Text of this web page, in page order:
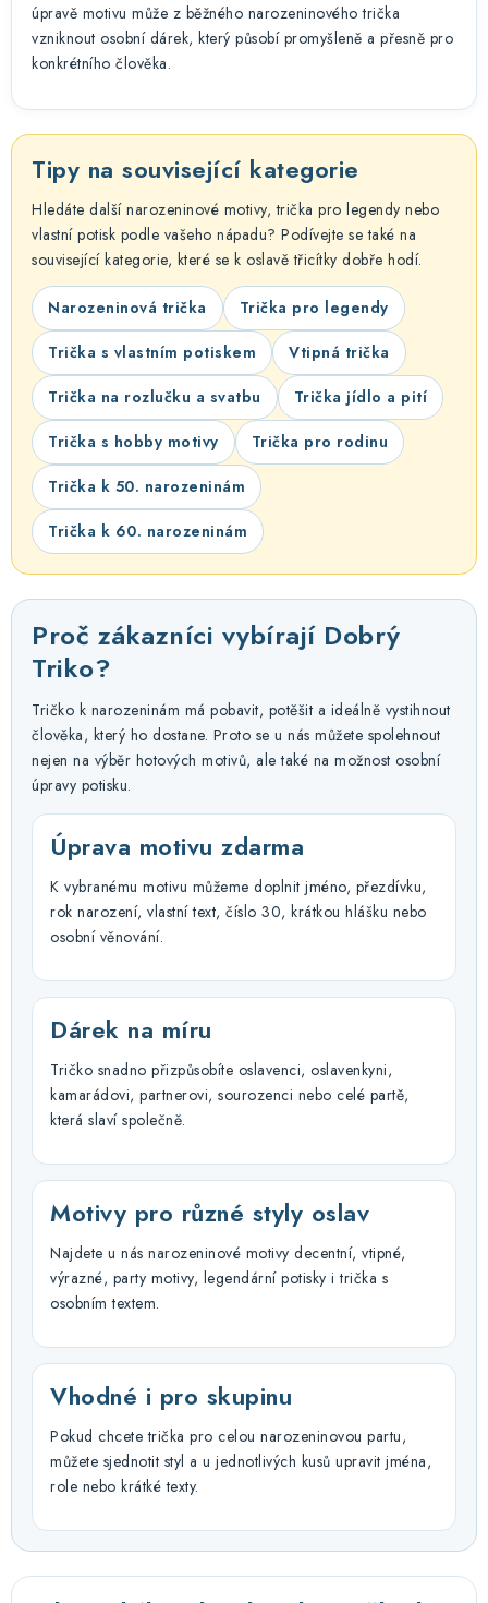
úpravě motivu může z běžného narozeninového trička
vzniknout osobní dárek, který působí promyšleně a přesně pro
konkrétního člověka.
Tipy na související kategorie
Hledáte další narozeninové motivy, trička pro legendy nebo
vlastní potisk podle vašeho nápadu? Podívejte se také na
související kategorie, které se k oslavě třicítky dobře hodí.
Narozeninová trička Trička pro legendy
Trička s vlastním potiskem Vtipná trička
Trička na rozlučku a svatbu Trička jídlo a pití
Trička s hobby motivy Trička pro rodinu
Trička k 50. narozeninám
Trička k 60. narozeninám
Proč zákazníci vybírají Dobrý
Triko?
Tričko k narozeninám má pobavit, potěšit a ideálně vystihnout
člověka, který ho dostane. Proto se u nás můžete spolehnout
nejen na výběr hotových motivů, ale také na možnost osobní
úpravy potisku.
Úprava motivu zdarma
K vybranému motivu můžeme doplnit jméno, přezdívku,
rok narození, vlastní text, číslo 30, krátkou hlášku nebo
osobní věnování.
Dárek na míru
Tričko snadno přizpůsobíte oslavenci, oslavenkyni,
kamarádovi, partnerovi, sourozenci nebo celé partě,
která slaví společně.
Motivy pro různé styly oslav
Najdete u nás narozeninové motivy decentní, vtipné,
výrazné, party motivy, legendární potisky i trička s
osobním textem.
Vhodné i pro skupinu
Pokud chcete trička pro celou narozeninovou partu,
můžete sjednotit styl a u jednotlivých kusů upravit jména,
role nebo krátké texty.